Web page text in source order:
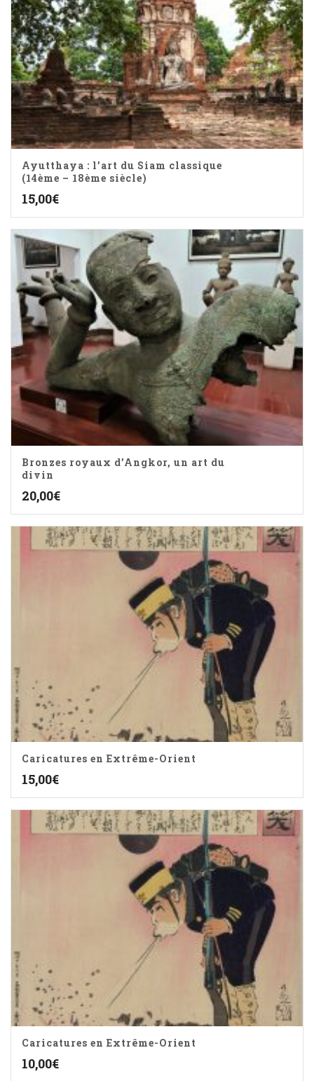
Ayutthaya : l’art du Siam classique
(14ème – 18ème siècle)
15,00€
Bronzes royaux d’Angkor, un art du
divin
20,00€
Caricatures en Extrême-Orient
15,00€
Caricatures en Extrême-Orient
10,00€